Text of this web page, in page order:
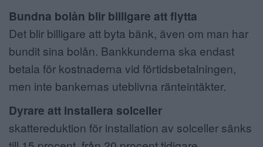
Bundna bolån blir billigare att flytta
Det blir billigare att byta bänk, även om man har
bundit sina bolån. Bankkunderna ska endast
betala för kostnaderna vid förtidsbetalningen,
men inte bankernas uteblivna ränteintäkter.
Dyrare att installera solceller
skattereduktion för installation av solceller sänks